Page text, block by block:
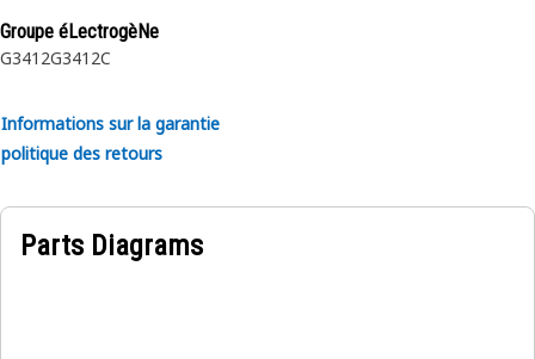
Groupe éLectrogèNe
G3412G3412C
Informations sur la garantie
politique des retours
Parts Diagrams